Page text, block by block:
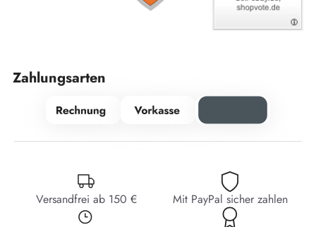
Zahlungsarten
Versandfrei ab 150 € Mit PayPal sicher zahlen